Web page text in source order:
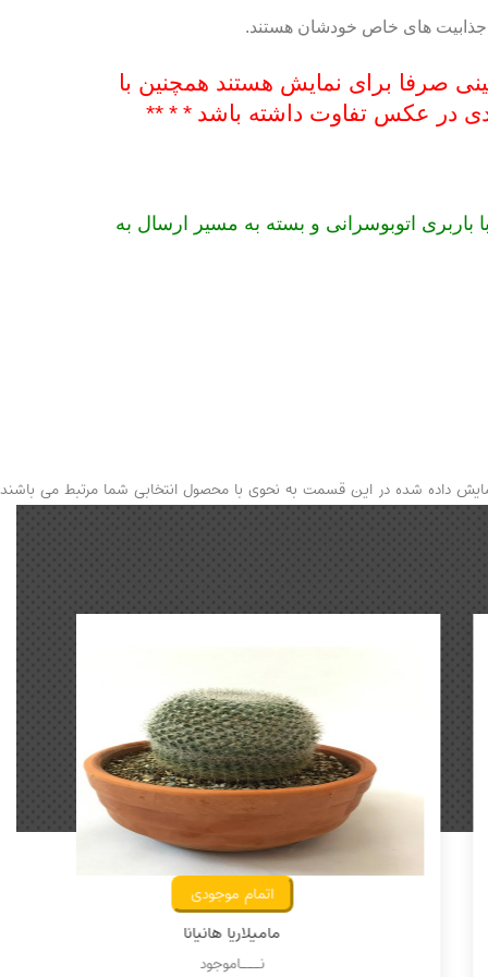
جذابیت های خاص خودشان هستند.
صرفا برای نمایش هستند همچنین با
در عکس تفاوت داشته باشد *
*
**
برای سایر شهرستانها ارسال با باربری اتوبوسرانی و بسته به مسیر ارسال به
داده شده در این قسمت به نحوی با محصول انتخابی شما مرتبط می
اتمام موجودی
کاکتوس کریسمس